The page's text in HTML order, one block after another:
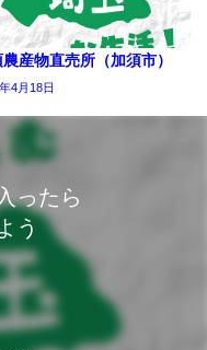
農産物直売所（加須市）
4月18日
ったら
う